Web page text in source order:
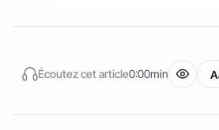
Écoutez cet article0:00min